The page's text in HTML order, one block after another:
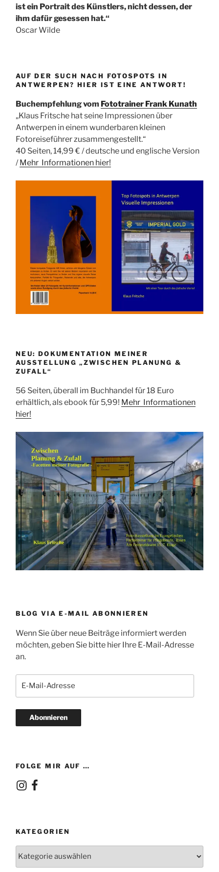
ist ein Portrait des Künstlers, nicht dessen, der
ihm dafür gesessen hat.“
Oscar Wilde
AUF DER SUCH NACH FOTOSPOTS IN
ANTWERPEN? HIER IST EINE ANTWORT!
Buchempfehlung vom Fototrainer Frank Kunath
„Klaus Fritsche hat seine Impressionen über
Antwerpen in einem wunderbaren kleinen
Fotoreiseführer zusammengestellt.“
40 Seiten, 14,99 € / deutsche und englische Version
/Mehr Informationen hier!
NEU: DOKUMENTATION MEINER
AUSSTELLUNG „ZWISCHEN PLANUNG &
ZUFALL“
56 Seiten, überall im Buchhandel für 18 Euro
erhältlich, als ebook für 5,99! Mehr Informationen
hier!
BLOG VIA E-MAIL ABONNIEREN
Wenn Sie über neue Beiträge informiert werden
möchten, geben Sie bitte hier Ihre E-Mail-Adresse
an.
Mail-
Abonnieren
FOLGE MIR AUF …
Instagram
Facebook
KATEGORIEN